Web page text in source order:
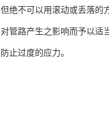
但绝不可以用滚动或丢落的
对管路产生之影响而予以适
防止过度的应力。